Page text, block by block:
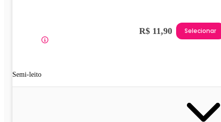
Semi-leito
R$ 11,90 Selecionar